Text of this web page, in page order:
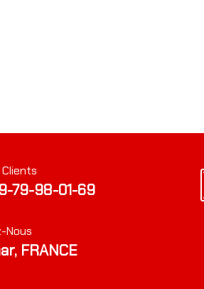
79-98-01-69
Nous
FRANCE